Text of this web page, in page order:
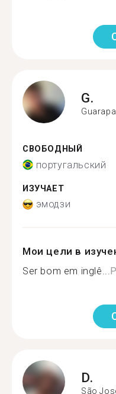
G.
СВОБОДНЫЙ
португальский
ИЗУЧАЕТ
эмодзи
Мои цели в
Ser bom em inglê...
D.
São